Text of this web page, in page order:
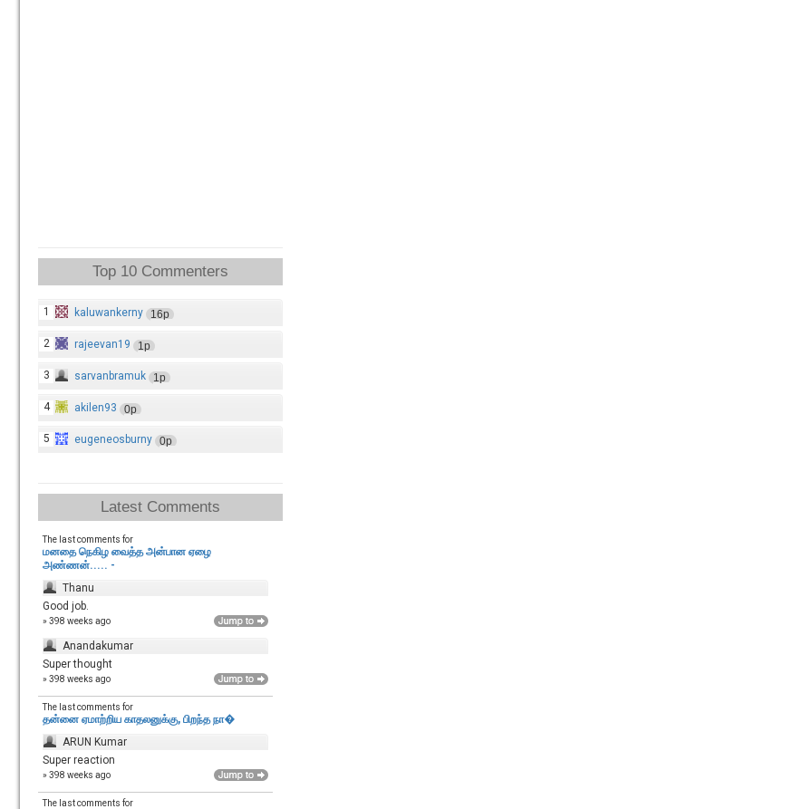
Top 10 Commenters
1 kaluwankerny 16p
2 rajeevan19 1p
3 sarvanbramuk 1p
4 akilen93 0p
5 eugeneosburny 0p
Latest Comments
The last comments for
மனதை நெகிழ வைத்த அன்பான ஏழை
அண்ணன்..... -
Thanu
Good job.
» 398 weeks ago
Anandakumar
Super thought
» 398 weeks ago
The last comments for
தன்னை ஏமாற்றிய காதலனுக்கு, பிறந்த நா�
ARUN Kumar
Super reaction
» 398 weeks ago
The last comments for